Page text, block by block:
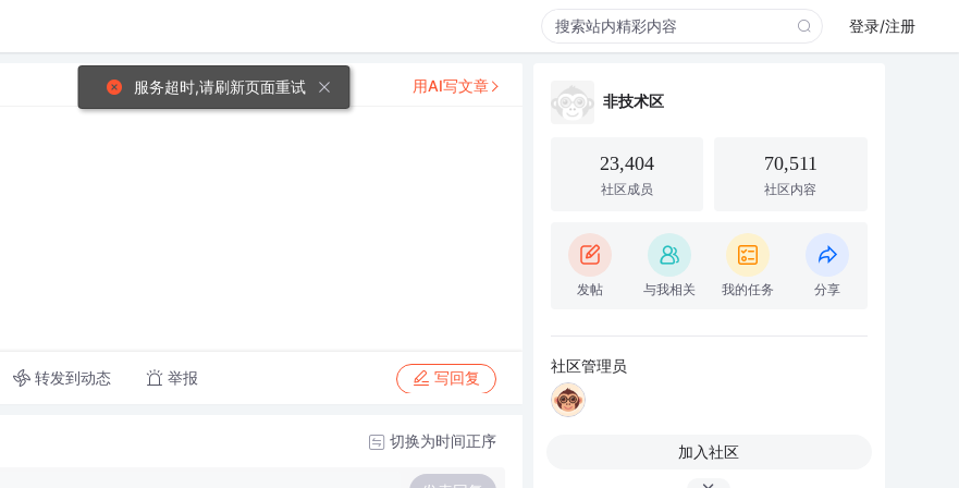
登录/注册
转发到动态 举报 写回复
用AI写文章
切换为时间正序
非技术区
23,404
社区成员
70,511
社区内容
发帖 与我相关 我的任务 分享
社区管理员
加入社区
服务超时,请刷新页面重试